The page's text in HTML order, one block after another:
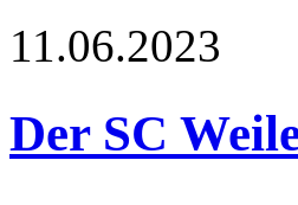
11.06.2023
Der SC